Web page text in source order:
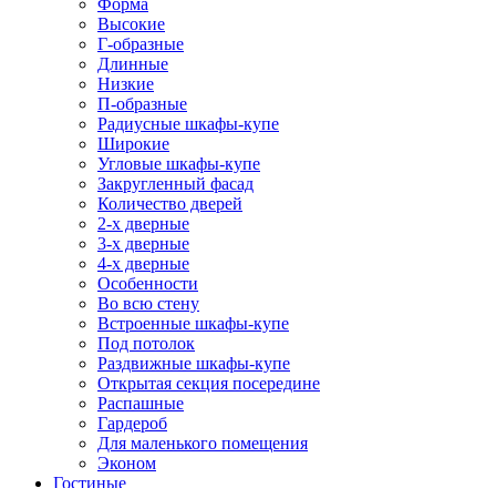
Форма
Высокие
Г-образные
Длинные
Низкие
П-образные
Радиусные шкафы-купе
Широкие
Угловые шкафы-купе
Закругленный фасад
Количество дверей
2-х дверные
3-х дверные
4-х дверные
Особенности
Во всю стену
Встроенные шкафы-купе
Под потолок
Раздвижные шкафы-купе
Открытая секция посередине
Распашные
Гардероб
Для маленького помещения
Эконом
Гостиные